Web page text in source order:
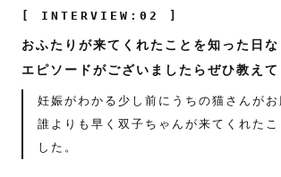
[ INTERVIEW:02 ]
おふたりが来てくれたことを知った日
エピソードがございましたらぜひ教え
妊娠がわかる少し前にうちの猫さんがお
誰よりも早く双子ちゃんが来てくれたこ
した。